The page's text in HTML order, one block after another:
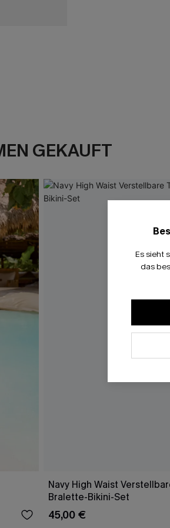
GEKAUFT
Navy High Waist
Bralette-Bikini-Set
45,00 €
Es sieht
das